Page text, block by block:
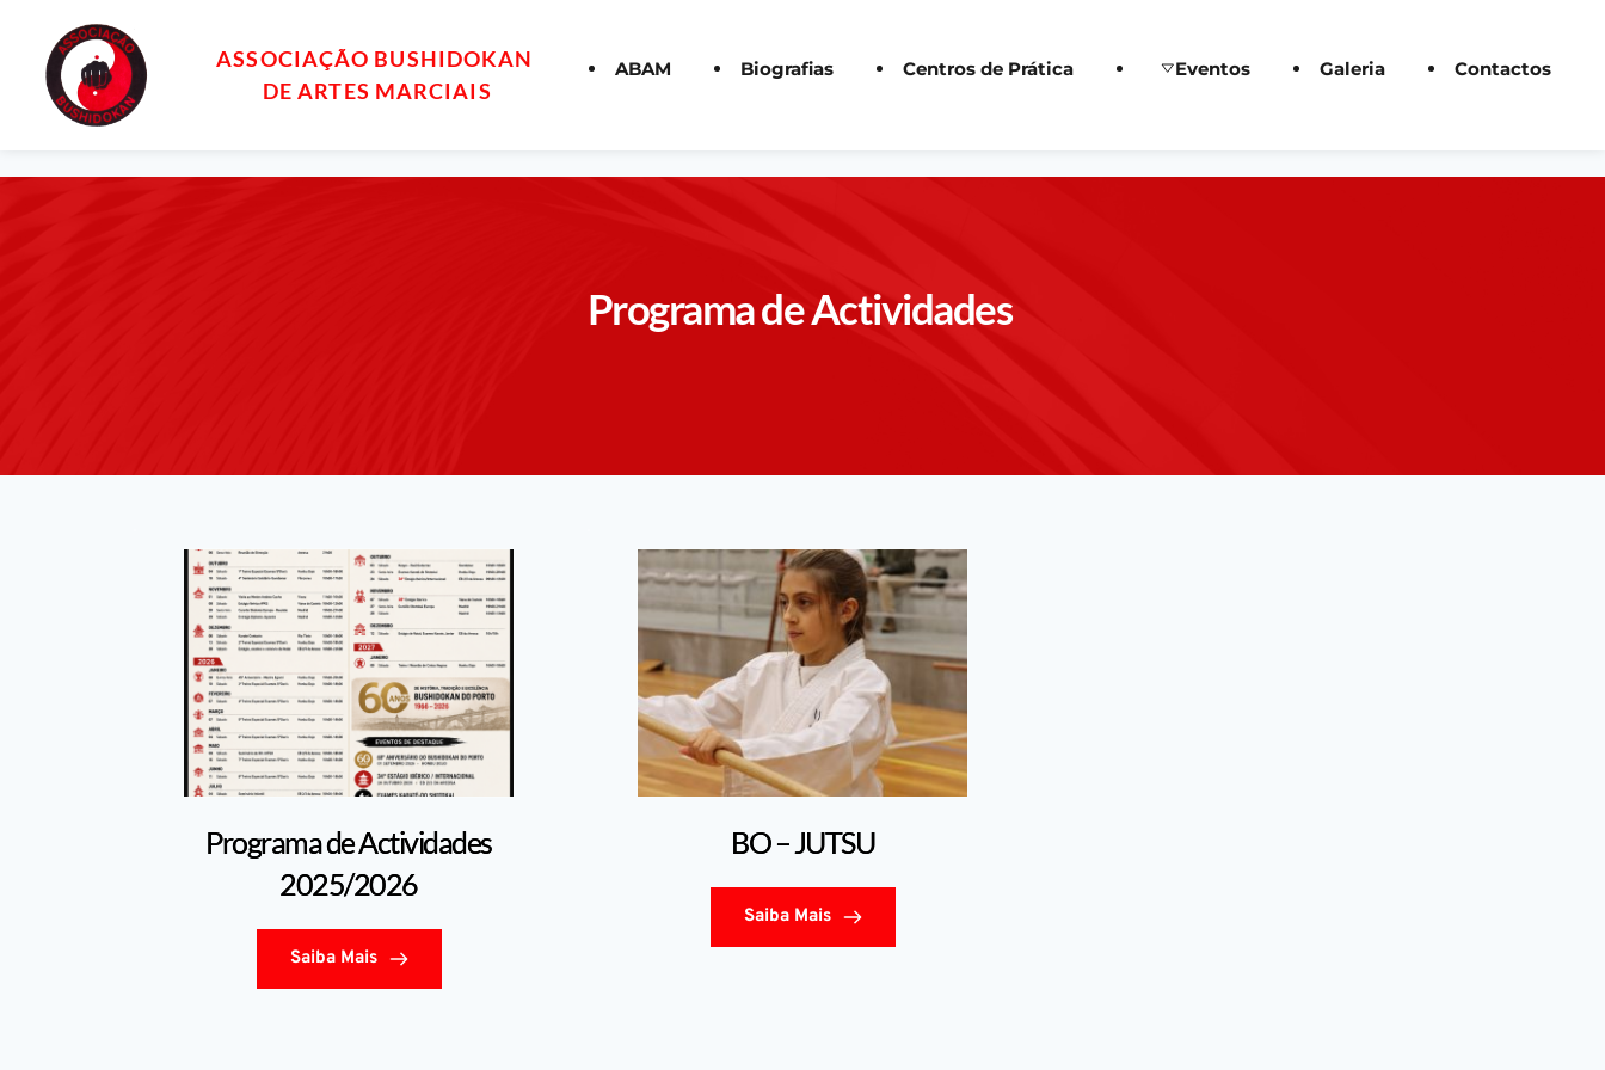
ASSOCIAÇÃO BUSHIDOKAN
DE ARTES MARCIAIS
ABAM Biografias Centros de Prática Eventos Galeria Contactos
Programa de Actividades
Programa de Actividades
2025/2026
Saiba Mais
BO – JUTSU
Saiba Mais